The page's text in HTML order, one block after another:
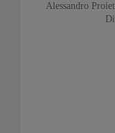
Alessandro